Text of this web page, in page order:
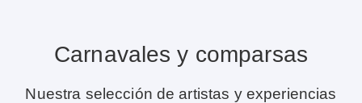
Carnavales y comparsas
Nuestra selección de artistas y experiencias